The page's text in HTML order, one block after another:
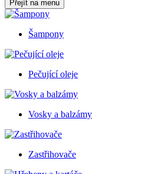
Přejít na menu
Šampony
Pečující oleje
Vosky a balzámy
Zastřihovače